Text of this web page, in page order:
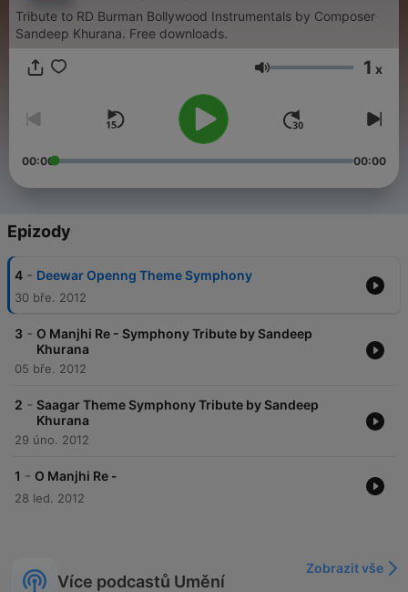
Tribute to RD Burman Bollywood Instrumentals by Composer
Sandeep Khurana. Free downloads.
Hlasitost 1 x
00:00 00:00
Epizody
4 - Deewar Openng Theme Symphony
30 bře. 2012
3 - O Manjhi Re - Symphony Tribute by Sandeep
Khurana
05 bře. 2012
2 - Saagar Theme Symphony Tribute by Sandeep
Khurana
29 úno. 2012
1 - O Manjhi Re -
28 led. 2012
Více podcastů Umění
Zobrazit vše